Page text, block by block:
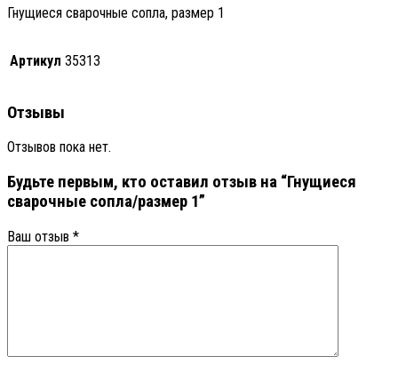
Гнущиеся сварочные сопла, размер 1
Артикул 35313
Отзывы
Отзывов пока нет.
Будьте первым, кто оставил отзыв на “Гнущиеся
сварочные сопла/размер 1”
Ваш отзыв *